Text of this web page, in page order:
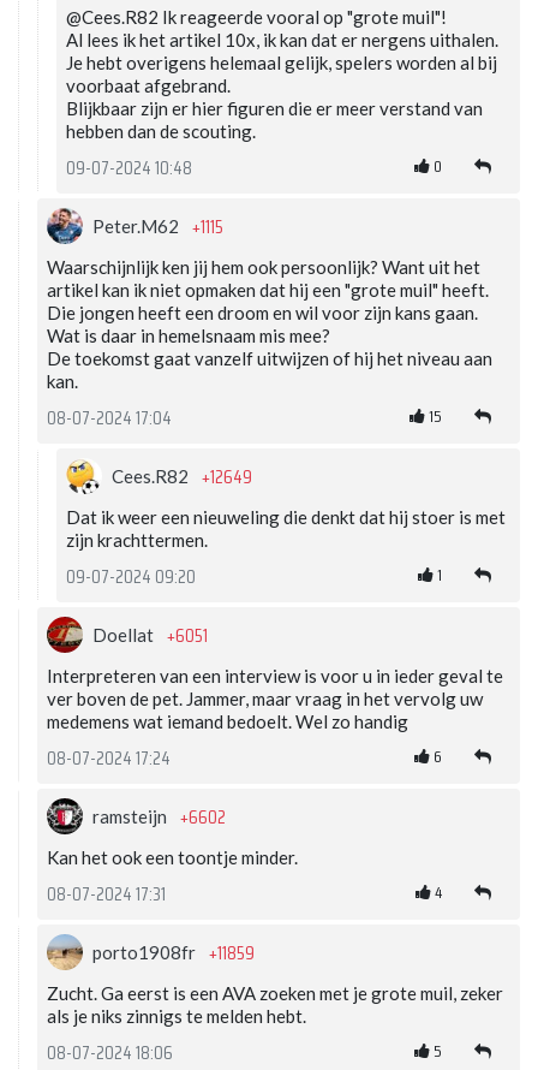
@Cees.R82 Ik reageerde vooral op "grote muil"!
Al lees ik het artikel 10x, ik kan dat er nergens uithalen.
Je hebt overigens helemaal gelijk, spelers worden al bij
voorbaat afgebrand.
Blijkbaar zijn er hier figuren die er meer verstand van
hebben dan de scouting.
09-07-2024 10:48 0
Peter.M62 +1115
Waarschijnlijk ken jij hem ook persoonlijk? Want uit het
artikel kan ik niet opmaken dat hij een "grote muil" heeft.
Die jongen heeft een droom en wil voor zijn kans gaan.
Wat is daar in hemelsnaam mis mee?
De toekomst gaat vanzelf uitwijzen of hij het niveau aan
kan.
08-07-2024 17:04 15
Cees.R82 +12649
Dat ik weer een nieuweling die denkt dat hij stoer is met
zijn krachttermen.
09-07-2024 09:20 1
Doellat +6051
Interpreteren van een interview is voor u in ieder geval te
ver boven de pet. Jammer, maar vraag in het vervolg uw
medemens wat iemand bedoelt. Wel zo handig
08-07-2024 17:24 6
ramsteijn +6602
Kan het ook een toontje minder.
08-07-2024 17:31 4
porto1908fr +11859
Zucht. Ga eerst is een AVA zoeken met je grote muil, zeker
als je niks zinnigs te melden hebt.
08-07-2024 18:06 5